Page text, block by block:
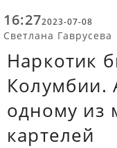
16:272023-07-08
Светлана Гаврусева
Наркотик
Колумбии.
одному из
картелей